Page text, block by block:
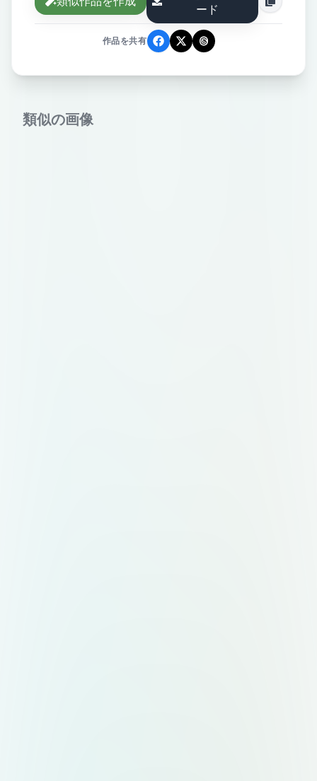
ード
作品を共有
類似の画像